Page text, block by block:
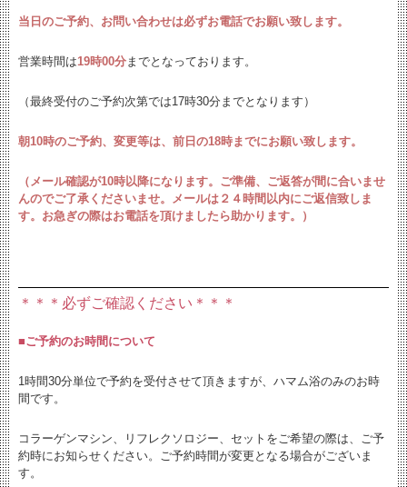
当日のご予約、お問い合わせは必ずお電話でお願い致します。
営業時間は19時00分までとなっております。
（最終受付のご予約次第では17時30分までとなります）
朝10時のご予約、変更等は、前日の18時までにお願い致します。
（メール確認が10時以降になります。ご準備、ご返答が間に合いませ
んのでご了承くださいませ。メ ールは２４時間以内にご返信致しま
す。お急ぎの際はお電話を頂けましたら助かります。）
＊＊＊必ずご確認ください＊＊＊
■ご予約のお時間について
1時間30分単位で予約を受付させて頂きますが、ハマム浴のみのお時
間です。
コラーゲンマシン、リフレクソロジー、セットをご希望の際は、ご予
約時にお知らせください。 ご予約時間が変更となる場合がございま
す。